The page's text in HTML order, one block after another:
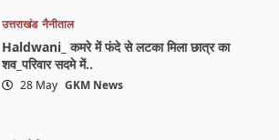
उत्तराखंड नैनीताल
Haldwani_ कमरे में फंदे से लटका मिला छात्र का
शव_परिवार सदमे में..
28 May GKM News